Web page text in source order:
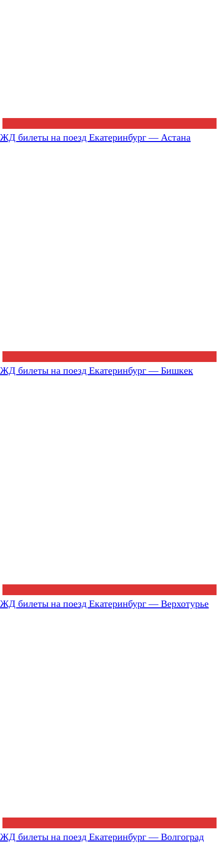
ЖД билеты на поезд Екатеринбург — Астана
ЖД билеты на поезд Екатеринбург — Бишкек
ЖД билеты на поезд Екатеринбург — Верхотурье
ЖД билеты на поезд Екатеринбург — Волгоград